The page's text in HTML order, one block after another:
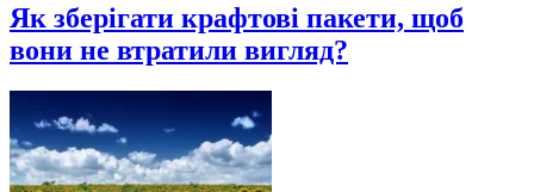
Як зберігати крафтові пакети, щоб
вони не втратили вигляд?